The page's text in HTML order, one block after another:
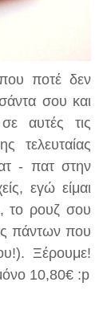
ποτέ δεν
σου και
αυτές τις
τελευταίας
- πατ στην
εγώ είμαι
το ρουζ σου
πάντων που
Ξέρουμε!
10,80€ :p